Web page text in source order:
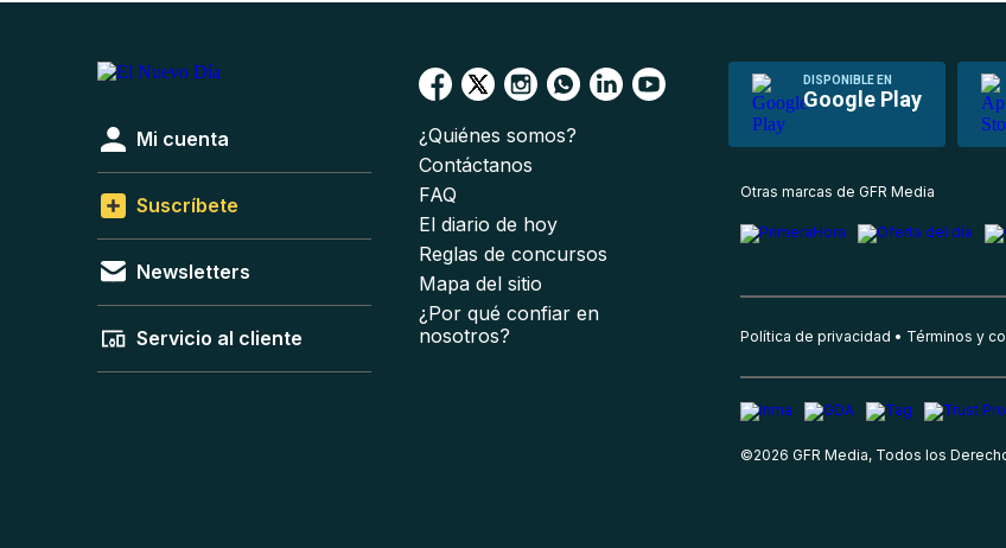
DISPONIBLE EN
Google Play
Mi cuenta
Suscríbete
Newsletters
Servicio al cliente
¿Quiénes somos?
Contáctanos
FAQ
El diario de hoy
Reglas de concursos
Mapa del sitio
¿Por qué confiar en
nosotros?
Otras marcas de GFR Media
Política de privacidad Términos y
©2026 GFR Media, Todos los